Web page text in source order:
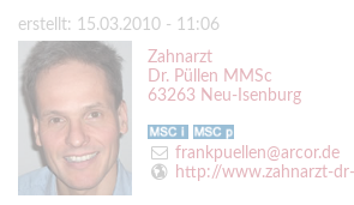
erstellt: 15.03.2010 - 11:06
Zahnarzt
Dr. Püllen MMSc
63263 Neu-Isenburg
frankpuellen@arcor.de
http://www.zahnarzt-